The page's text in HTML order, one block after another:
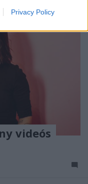
Privacy Policy
videós